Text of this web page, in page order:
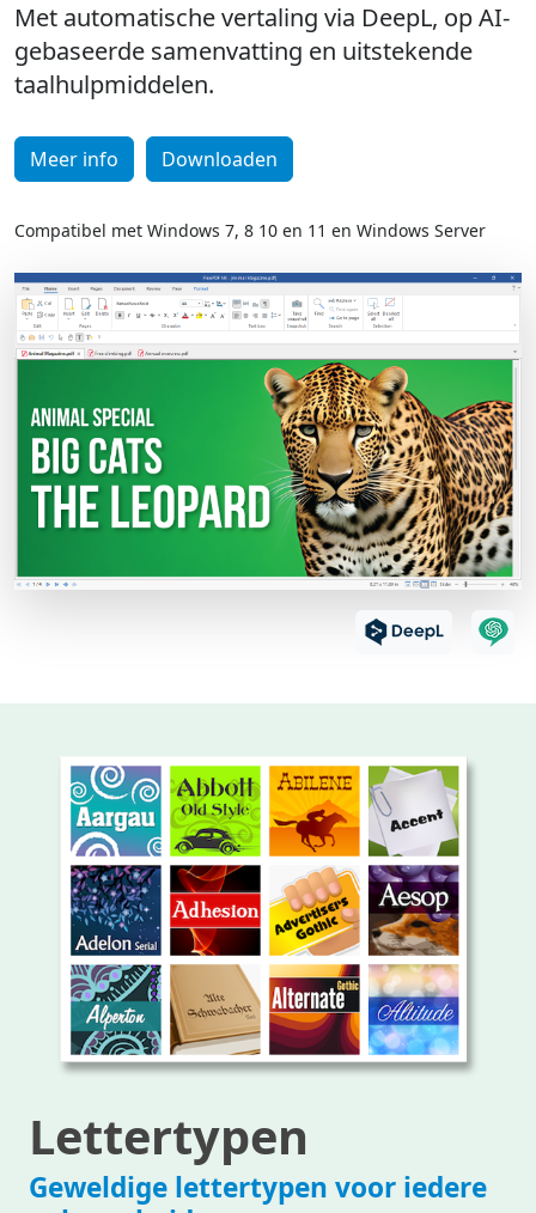
Met automatische vertaling via DeepL, op AI-
gebaseerde samenvatting en uitstekende
taalhulpmiddelen.
Meer info Downloaden
Compatibel met Windows 7, 8 10 en 11 en Windows Server
Lettertypen
Geweldige lettertypen voor iedere